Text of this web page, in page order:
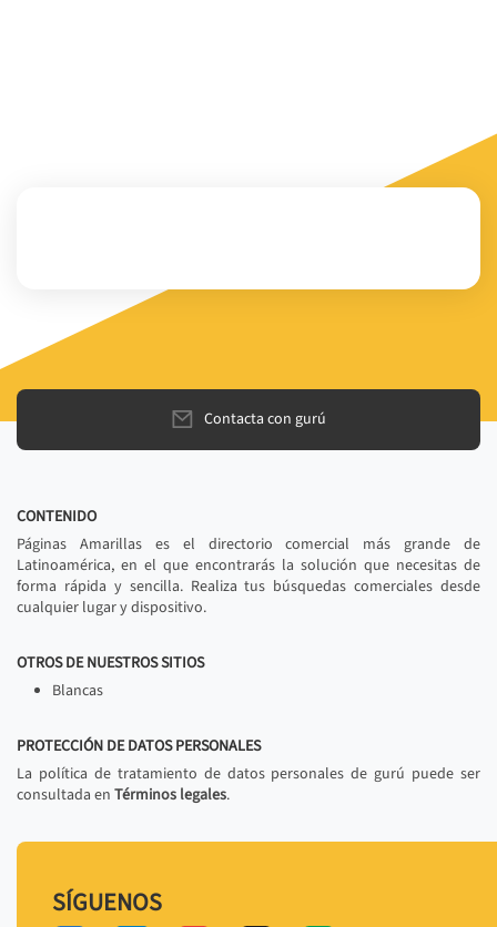
Contacta con gurú
CONTENIDO
Páginas Amarillas es el directorio comercial más grande de
Latinoamérica, en el que encontrarás la solución que necesitas de
forma rápida y sencilla. Realiza tus búsquedas comerciales desde
cualquier lugar y dispositivo.
OTROS DE NUESTROS SITIOS
Blancas
PROTECCIÓN DE DATOS PERSONALES
La política de tratamiento de datos personales de gurú puede ser
consultada en Términos legales.
SÍGUENOS